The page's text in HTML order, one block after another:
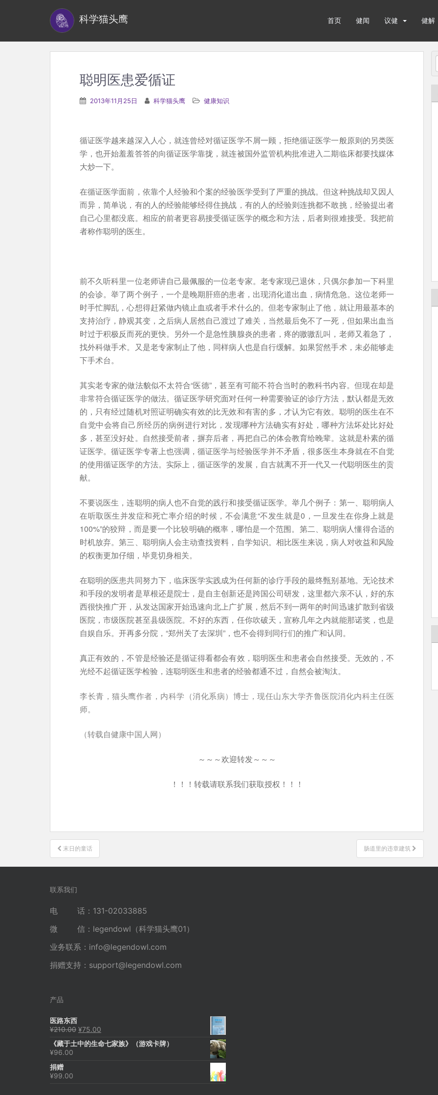
科学猫头鹰 首页 健闻 议健 健解
聪明医患爱循证
2013年11月25日 科学猫头鹰 健康知识
循证医学越来越深入人心，就连曾经对循证医学不屑一顾，拒绝循证医学一般原则的另类医
学，也开始羞羞答答的向循证医学靠拢，就连被国外监管机构批准进入二期临床都要找媒体
大炒一下。
在循证医学面前，依靠个人经验和个案的经验医学受到了严重的挑战。但这种挑战却又因人
而异，简单说，有的人的经验能够经得住挑战，有的人的经验则连挑都不敢挑，经验提出者
自己心里都没底。相应的前者更容易接受循证医学的概念和方法，后者则很难接受。我把前
者称作聪明的医生。
前不久听科里一位老师讲自己最佩服的一位老专家。老专家现已退休，只偶尔参加一下科里
的会诊。举了两个例子，一个是晚期肝癌的患者，出现消化道出血，病情危急。这位老师一
时手忙脚乱，心想得赶紧做内镜止血或者手术什么的。但老专家制止了他，就让用最基本的
支持治疗，静观其变，之后病人居然自己渡过了难关，当然最后免不了一死，但如果出血当
时过于积极反而死的更快。另外一个是急性胰腺炎的患者，疼的嗷嗷乱叫，老师又着急了，
找外科做手术。又是老专家制止了他，同样病人也是自行缓解。如果贸然手术，未必能够走
下手术台。
其实老专家的做法貌似不太符合“医德”，甚至有可能不符合当时的教科书内容。但现在却是
非常符合循证医学的做法。循证医学研究面对任何一种需要验证的诊疗方法，默认都是无效
的，只有经过随机对照证明确实有效的比无效和有害的多，才认为它有效。聪明的医生在不
自觉中会将自己所经历的病例进行对比，发现哪种方法确实有好处，哪种方法坏处比好处
多，甚至没好处。自然接受前者，摒弃后者，再把自己的体会教育给晚辈。这就是朴素的循
证医学。循证医学专著上也强调，循证医学与经验医学并不矛盾，很多医生本身就在不自觉
的使用循证医学的方法。实际上，循证医学的发展，自古就离不开一代又一代聪明医生的贡
献。
不要说医生，连聪明的病人也不自觉的践行和接受循证医学。举几个例子：第一、聪明病人
在听取医生并发症和死亡率介绍的时候，不会满意“不发生就是0，一旦发生在你身上就是
100%”的狡辩，而是要一个比较明确的概率，哪怕是一个范围。第二、聪明病人懂得合适的
时机放弃。第三、聪明病人会主动查找资料，自学知识。相比医生来说，病人对收益和风险
的权衡更加仔细，毕竟切身相关。
在聪明的医患共同努力下，临床医学实践成为任何新的诊疗手段的最终甄别基地。无论技术
和手段的发明者是草根还是院士，是自主创新还是跨国公司研发，这里都六亲不认，好的东
西很快推广开，从发达国家开始迅速向北上广扩展，然后不到一两年的时间迅速扩散到省级
医院，市级医院甚至县级医院。不好的东西，任你吹破天，宣称几年之内就能那诺奖，也是
自娱自乐。开再多分院，“郑州关了去深圳”，也不会得到同行们的推广和认同。
真正有效的，不管是经验还是循证得看都会有效，聪明医生和患者会自然接受。无效的，不
光经不起循证医学检验，连聪明医生和患者的经验都通不过，自然会被淘汰。
李长青，猫头鹰作者，内科学（消化系病）博士，现任山东大学齐鲁医院消化内科主任医
师。
（转载自健康中国人网）
～～～欢迎转发～～～
！！！转载请联系我们获取授权！！！
文
章
导
末日的童话 肠道里的违章建筑
联系我们
电 话：131-02033885
微 信：legendowl（科学猫头鹰01）
业务联系： info@legendowl.com
捐赠支持： support@legendowl.com
产品
医路东西
¥210.00 原
为：
¥75.00
价
《藏于土中的生命七家族》（游戏卡牌）
¥96.00
捐赠
¥99.00